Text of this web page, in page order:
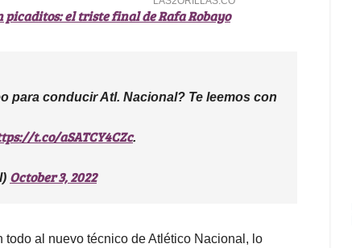
picaditos: el triste final de Rafa Robayo
para conducir Atl. Nacional? Te leemos con
t.co/aSATCY4CZc.
October 3, 2022
al nuevo técnico de Atlético Nacional, lo